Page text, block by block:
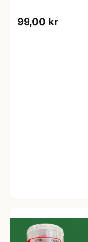
99,00 kr